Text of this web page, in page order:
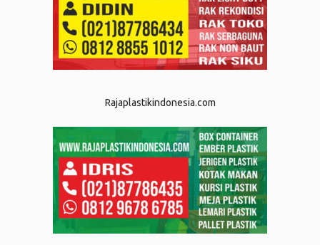
Rajaplastikindonesia.com